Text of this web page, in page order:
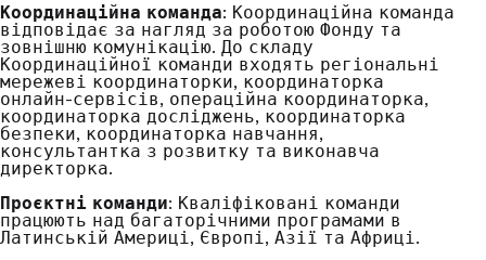
Координаційна команда: Координаційна команда
відповідає за нагляд за роботою Фонду та
зовнішню комунікацію. До складу
Координаційної команди входять регіональні
мережеві координаторки, координаторка
онлайн-сервісів, операційна координаторка,
координаторка досліджень, координаторка
безпеки, координаторка навчання,
консультантка з розвитку та виконавча
директорка.
Проєктні команди: Кваліфіковані команди
працюють над багаторічними програмами в
Латинській Америці, Європі, Азії та Африці.